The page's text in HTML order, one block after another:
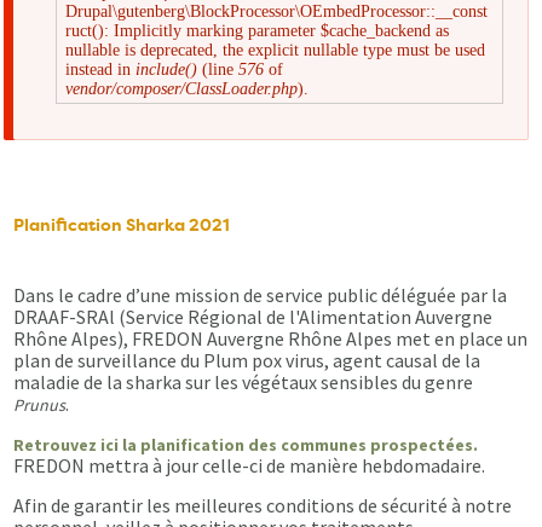
Message
d'erreur
Drupal\gutenberg\BlockProcessor\OEmbedProcessor::__const
ruct(): Implicitly marking parameter $cache_backend as
nullable is deprecated, the explicit nullable type must be used
instead in include() (line576 of
vendor/composer/ClassLoader.php).
Planification Sharka 2021
Dans le cadre d’une mission de service public déléguée par la
DRAAF-SRAl (Service Régional de l'Alimentation Auvergne
Rhône Alpes), FREDON Auvergne Rhône Alpes met en place un
plan de surveillance du Plum pox virus, agent causal de la
maladie de la sharka sur les végétaux sensibles du genre
Prunus.
Retrouvez ici la planification des communes prospectées.
FREDON mettra à jour celle-ci de manière hebdomadaire.
Afin de garantir les meilleures conditions de sécurité à notre